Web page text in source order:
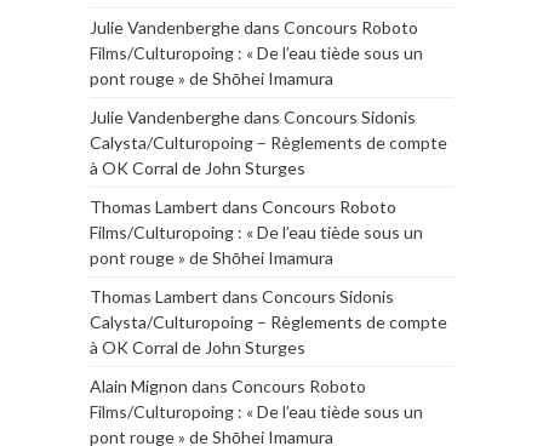
Julie Vandenberghedans Concours Roboto
Films/Culturopoing : « De l’eau tiède sous un
pont rouge » de Shōhei Imamura
Julie Vandenberghedans Concours Sidonis
Calysta/Culturopoing – Règlements de compte
à OK Corral de John Sturges
Thomas Lambert dans Concours Roboto
Films/Culturopoing : « De l’eau tiède sous un
pont rouge » de Shōhei Imamura
Thomas Lambert dans Concours Sidonis
Calysta/Culturopoing – Règlements de compte
à OK Corral de John Sturges
Alain Mignon dans Concours Roboto
Films/Culturopoing : « De l’eau tiède sous un
pont rouge » de Shōhei Imamura